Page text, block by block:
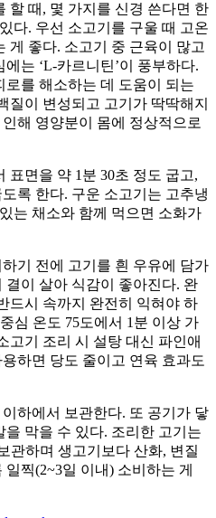
할 때, 몇 가지를 신경 쓴다면 한
다. 우선 소고기를 구울 때 고온
게 좋다. 소고기 중 근육이 많고
는 ‘L-카르니틴’이 풍부하다.
를 해소하는 데 도움이 되는
질이 변성되고 고기가 딱딱해지
해 영양분이 몸에 정상적으로
표면을 약 1분 30초 정도 굽고,
록 한다. 구운 소고기는 고추냉
는 채소와 함께 먹으면 소화가
기 전에 고기를 흰 우유에 담가
이 살아 식감이 좋아진다. 완
드시 속까지 완전히 익혀야 하
심 온도 75도에서 1분 이상 가
고기 조리 시 설탕 대신 파인애
하면 당도 줄이고 연육 효과도
하에서 보관한다. 또 공기가 닿
막을 수 있다. 조리한 고기는
관하며 생고기보다 산화, 변질
찍(2~3일 이내) 소비하는 게